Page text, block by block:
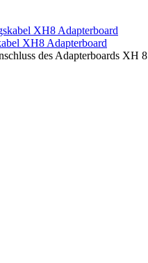
XH8 Adapterboard
des Adapterboards XH 8